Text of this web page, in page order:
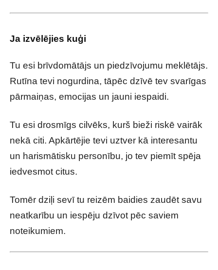
Ja izvēlējies kuģi
Tu esi brīvdomātājs un piedzīvojumu meklētājs.
Rutīna tevi nogurdina, tāpēc dzīvē tev svarīgas
pārmaiņas, emocijas un jauni iespaidi.
Tu esi drosmīgs cilvēks, kurš bieži riskē vairāk
nekā citi. Apkārtējie tevi uztver kā interesantu
un harismātisku personību, jo tev piemīt spēja
iedvesmot citus.
Tomēr dziļi sevī tu reizēm baidies zaudēt savu
neatkarību un iespēju dzīvot pēc saviem
noteikumiem.